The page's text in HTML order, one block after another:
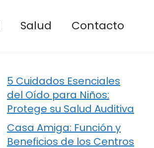
Salud Contacto
5 Cuidados Esenciales
del Oído para Niños:
Protege su Salud Auditiva
Casa Amiga: Función y
Beneficios de los Centros